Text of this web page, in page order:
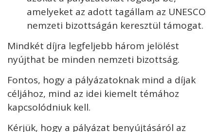
amelyeket az adott tagállam az UNESCO
nemzeti bizottságán keresztül támogat.
Mindkét díjra legfeljebb három jelölést
nyújthat be minden nemzeti bizottság.
Fontos, hogy a pályázatoknak mind a díjak
céljához, mind az idei kiemelt témához
kapcsolódniuk kell.
Kérjük, hogy a pályázat benyújtásáról az